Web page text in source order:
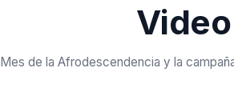
Video
de la Afrodescendencia y la